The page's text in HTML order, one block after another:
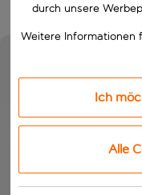
durch unsere
Weitere Informationen
Ich
Alle